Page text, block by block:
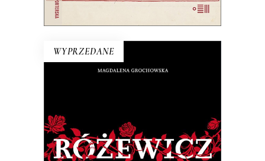
WYPRZEDANE
RÓŻEWICZ. REKONSTRUKCJA
(tom 1)